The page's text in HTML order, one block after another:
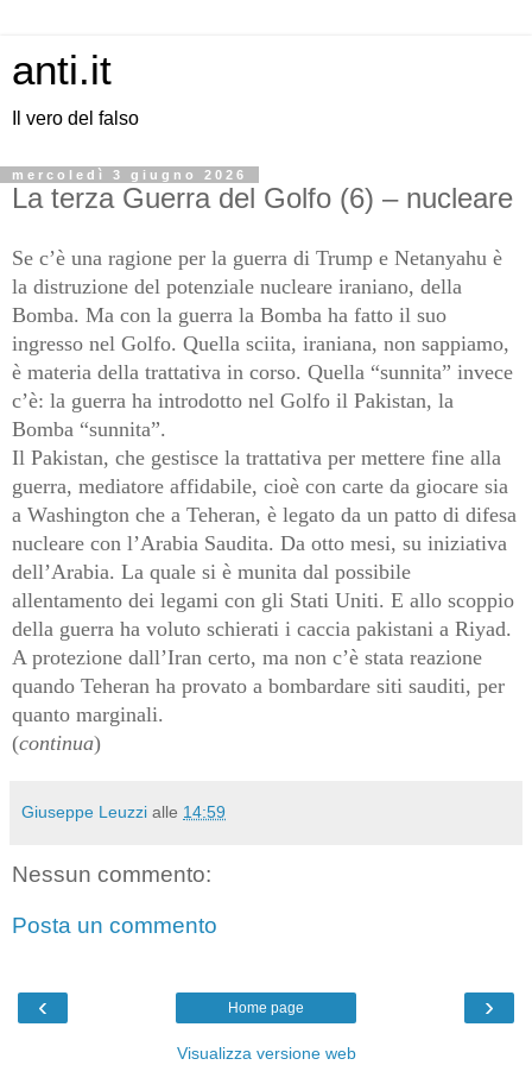
anti.it
Il vero del falso
mercoledì 3 giugno 2026
La terza Guerra del Golfo (6) – nucleare
Se c’è una ragione per la guerra di Trump e Netanyahu è
la distruzione del potenziale nucleare iraniano, della
Bomba. Ma con la guerra la Bomba ha fatto il suo
ingresso nel Golfo. Quella sciita, iraniana, non sappiamo,
è materia della trattativa in corso. Quella “sunnita” invece
c’è: la guerra ha introdotto nel Golfo il Pakistan, la
Bomba “sunnita”.
Il Pakistan, che gestisce la trattativa per mettere fine alla
guerra, mediatore affidabile, cioè con carte da giocare sia
a Washington che a Teheran, è legato da un patto di difesa
nucleare con l’Arabia Saudita. Da otto mesi, su iniziativa
dell’Arabia. La quale si è munita dal possibile
allentamento dei legami con gli Stati Uniti. E allo scoppio
della guerra ha voluto schierati i caccia pakistani a Riyad.
A protezione dall’Iran certo, ma non c’è stata reazione
quando Teheran ha provato a bombardare siti sauditi, per
quanto marginali.
(continua)
Giuseppe Leuzzi alle 14:59
Nessun commento:
Posta un commento
‹ ›
Home page
Visualizza versione web